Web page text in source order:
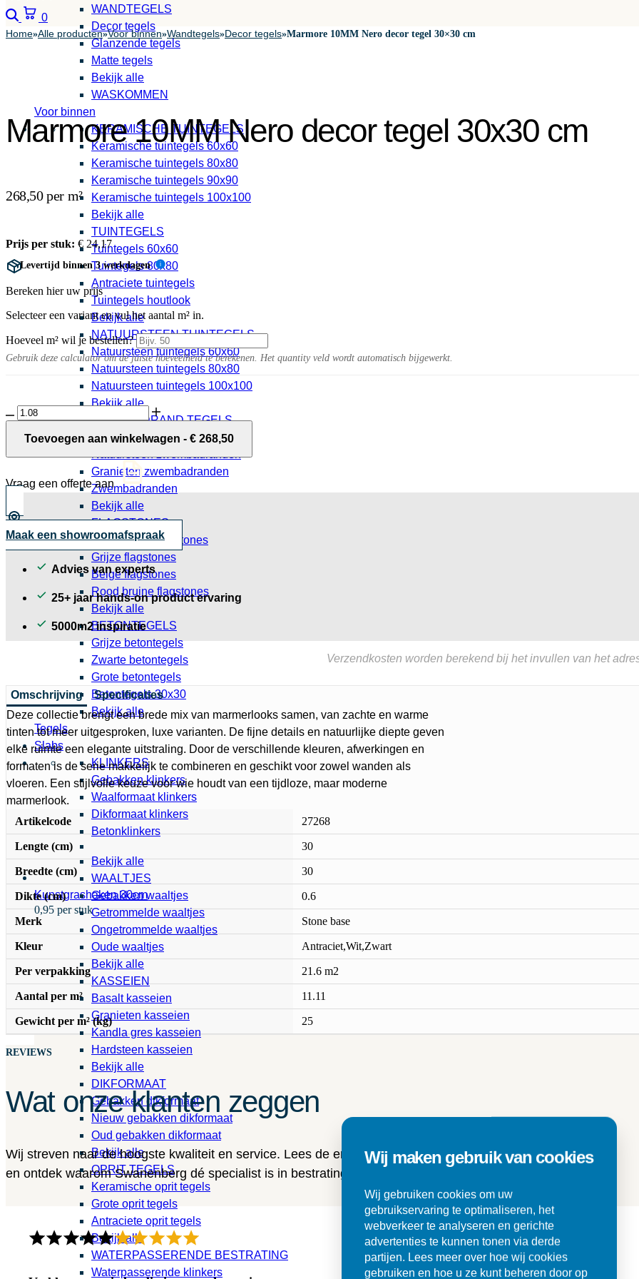
Steenstrip Oud Rotterdam getrommeld
0,95 per stuk
Kunstgrashaken 30cm
0,95 per stuk
WANDTEGELS
Decor tegels
Glanzende tegels
Matte tegels
Bekijk alle
WASKOMMEN
Voor binnen
KERAMISCHE TUINTEGELS
Keramische tuintegels 60x60
Keramische tuintegels 80x80
Keramische tuintegels 90x90
Keramische tuintegels 100x100
Bekijk alle
TUINTEGELS
Tuintegels 60x60
Tuintegels 80x80
Antraciete tuintegels
Tuintegels houtlook
Bekijk alle
NATUURSTEEN TUINTEGELS
Natuursteen tuintegels 60x60
Natuursteen tuintegels 80x80
Natuursteen tuintegels 100x100
Bekijk alle
ZWEMBADRAND TEGELS
Keramische zwembadranden
Natuursteen zwembadranden
Granieten zwembadranden
Zwembadranden
Bekijk alle
FLAGSTONES
Natuursteen flagstones
Grijze flagstones
Beige flagstones
Rood bruine flagstones
Bekijk alle
BETONTEGELS
Grijze betontegels
Zwarte betontegels
Grote betontegels
Betontegels 30x30
Bekijk alle
Tegels
Slabs
KLINKERS
Gebakken klinkers
Waalformaat klinkers
Dikformaat klinkers
Betonklinkers
Bekijk alle
WAALTJES
Gebakken waaltjes
Getrommelde waaltjes
Ongetrommelde waaltjes
Oude waaltjes
Bekijk alle
KASSEIEN
Basalt kasseien
Granieten kasseien
Kandla gres kasseien
Hardsteen kasseien
Bekijk alle
DIKFORMAAT
Gebakken dikformaat
Nieuw gebakken dikformaat
Oud gebakken dikformaat
Bekijk alle
OPRIT TEGELS
Keramische oprit tegels
Grote oprit tegels
Antraciete oprit tegels
Bekijk alle
WATERPASSERENDE BESTRATING
Waterpasserende klinkers
Zoeken
0 Winkelwagen
Home»Alle producten»Voor binnen»Wandtegels»Decor tegels»Marmore 10MM Nero decor tegel 30×30 cm
Marmore 10MM Nero decor tegel 30x30 cm
268,50 per m²
Prijs per stuk: € 24,17
Levertijd binnen 3 werkdagen i
Bereken hier uw prijs
Selecteer een variant en vul het aantal m² in.
Hoeveel m² wil je bestellen?
Gebruik deze calculator om de juiste hoeveelheid te berekenen. Het quantity veld wordt automatisch bijgewerkt.
Marmore
10MM
Nero
cm
Toevoegen aan winkelwagen - € 268,50
Vraag een offerte aan
Maak een showroomafspraak
Advies van experts
25+ jaar hands-on product ervaring
5000m2 inspiratie
Verzendkosten worden berekend bij het invullen van het
Omschrijving
Specificaties
Deze collectie brengt een brede mix van marmerlooks samen, van zachte en warme
tinten tot meer uitgesproken, luxe varianten. De fijne details en natuurlijke diepte geven
elke ruimte een elegante uitstraling. Door de verschillende kleuren, afwerkingen en
formaten is de serie makkelijk te combineren en geschikt voor zowel wanden als
vloeren. Een stijlvolle keuze voor wie houdt van een tijdloze, maar moderne
marmerlook.
Artikelcode
27268
Lengte (cm) 30
Breedte (cm) 30
Dikte (cm) 0.6
Merk Stone base
Kleur Antraciet,Wit,Zwart
Per verpakking 21.6 m2
Aantal per m² 11.11
Gewicht per m² (kg) 25
REVIEWS
Wat onze klanten zeggen
Wij streven naar de hoogste kwaliteit en service. Lees de ervaringen van onze klanten
en ontdek waarom Swanenberg dé specialist is in bestrating en tegels.
Wij maken gebruik van cookies
Wij gebruiken cookies om uw
gebruikservaring te optimaliseren, het
webverkeer te analyseren en gerichte
advertenties te kunnen tonen via derde
partijen. Lees meer over hoe wij cookies
gebruiken en hoe u ze kunt beheren door op